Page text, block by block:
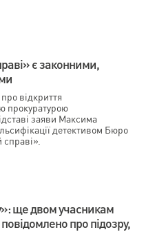
є законними,
відкриття
прокуратурою
заяви Максима
детективом Бюро
ще двом учасникам
про підозру,